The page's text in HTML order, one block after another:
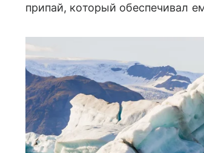
припай, который обеспечивал